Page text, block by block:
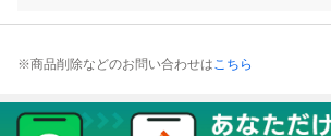
※商品削除などのお問い合わせはこちら